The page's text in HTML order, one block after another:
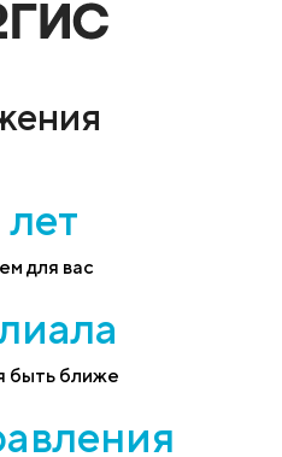
для вас
быть ближе